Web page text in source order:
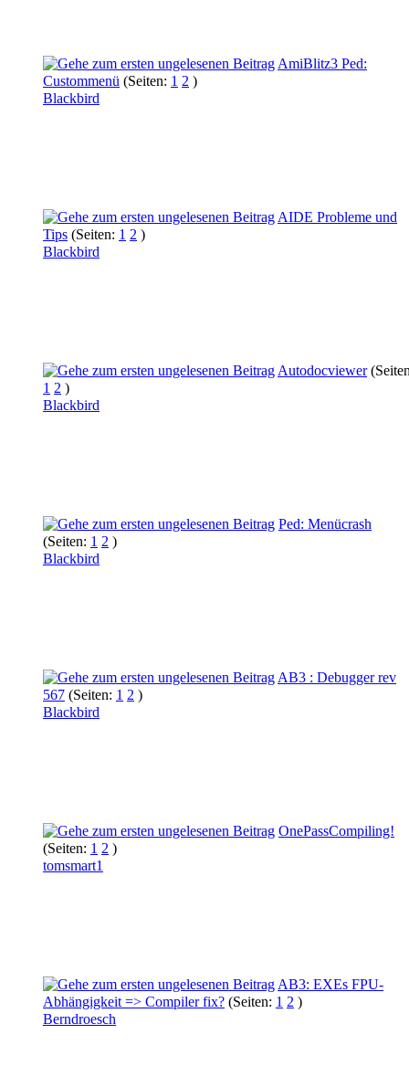
AmiBlitz3 Ped:
Custommenü (Seiten: 1 2 )
Blackbird
AIDE Probleme und
Tips (Seiten: 1 2 )
Blackbird
Autodocviewer
1 2 )
Blackbird
Ped: Menücrash
(Seiten: 1 2 )
Blackbird
AB3 : Debugger rev
567 (Seiten: 1 2 )
Blackbird
OnePassCompiling!
(Seiten: 1 2 )
tomsmart1
AB3: EXEs FPU-
Abhängigkeit => Compiler fix? (Seiten: 1 2 )
Berndroesch